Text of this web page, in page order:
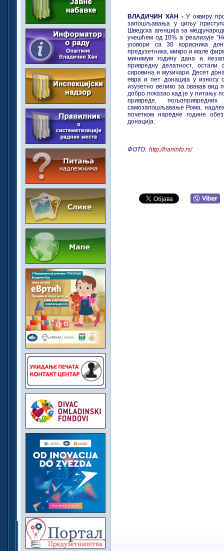
ВЛАДИЧИН ХАН - У оквиру
запошљавања у циљу
Шведска агенција за
учешћем од 10% а реализује
уговори са 30 корисника
предузетника, микро и мале
минимум годину дана и
привредну делатност, остали
сировина и музичари. Десет
евра и пет донација у
изузетно велико за овакав вид
добро показао кад је у питању
привреде,
самозапошљавање Рома,
почетком наредне године
донација.
ФОТО: http://haninfo.rs/